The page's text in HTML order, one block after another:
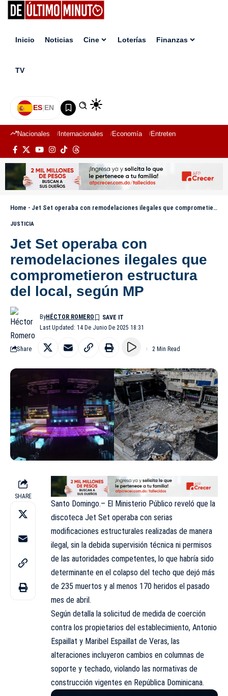
Inicio Noticias Cine Loterías Finanzas
TV
ES|EN
Nacionales Internacionales Economía Entretenimiento
Home - Jet Set operaba con remodelaciones ilegales que comprometieron estructura del local, según MP
JUSTICIA
Jet Set operaba con
remodelaciones ilegales que
comprometieron estructura
del local, según MP
Last Updated: 14 De Junio De 2025 18:31
ByHÉCTOR ROMERO
Share 2 Min Read
SHARE
Santo Domingo.– El Ministerio Público reveló que la
discoteca Jet Set operaba con serias
modificaciones estructurales realizadas de manera
ilegal, sin la debida supervisión técnica ni permisos
de las autoridades competentes, lo que habría sido
determinante en el colapso del techo que dejó más
de 235 muertos y al menos 170 heridos el pasado
mes de abril.
Según detalla la solicitud de medida de coerción
contra los propietarios del establecimiento, Antonio
Espaillat y Maribel Espaillat de Veras, las
alteraciones incluyeron cambios en columnas de
soporte y techado, violando las normativas de
construcción vigentes en República Dominicana.